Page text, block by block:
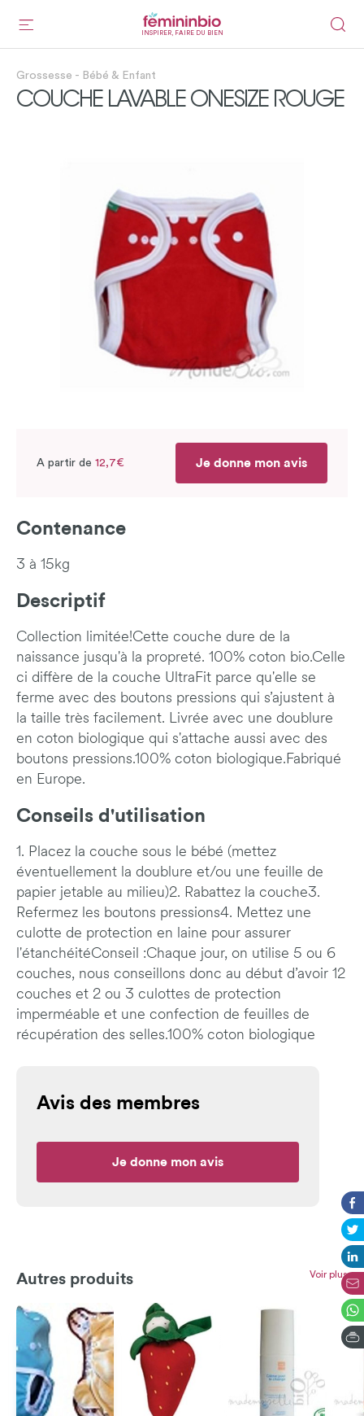
INSPIRER, FAIRE DU BIEN
Grossesse - Bébé & Enfant
COUCHE LAVABLE ONESIZE ROUGE
A partir de 12,7€ Je donne mon avis
Contenance
3 à 15kg
Descriptif
Collection limitée!Cette couche dure de la
naissance jusqu'à la propreté. 100% coton bio.Celle
ci diffère de la couche UltraFit parce qu'elle se
ferme avec des boutons pressions qui s’ajustent à
la taille très facilement. Livrée avec une doublure
en coton biologique qui s'attache aussi avec des
boutons pressions.100% coton biologique.Fabriqué
en Europe.
Conseils d'utilisation
1. Placez la couche sous le bébé (mettez
éventuellement la doublure et/ou une feuille de
papier jetable au milieu)2. Rabattez la couche3.
Refermez les boutons pressions4. Mettez une
culotte de protection en laine pour assurer
l'étanchéitéConseil :Chaque jour, on utilise 5 ou 6
couches, nous conseillons donc au début d’avoir 12
couches et 2 ou 3 culottes de protection
imperméable et une confection de feuilles de
récupération des selles.100% coton biologique
Avis des membres
Je donne mon avis
Autres produits Voir plus